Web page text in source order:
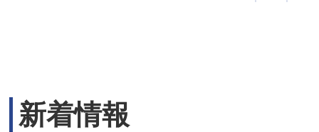
新着情報